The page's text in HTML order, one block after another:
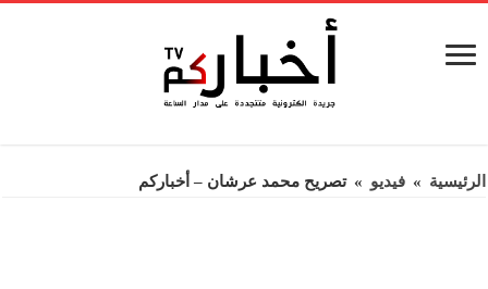
الرئيسية » فيديو » تصريح محمد عرشان – أخباركم